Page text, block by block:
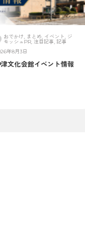
おでかけ, まとめ, イベント, ジ
モッシュPR, 注目記事, 記事
年8月3日
文化会館イベント情報